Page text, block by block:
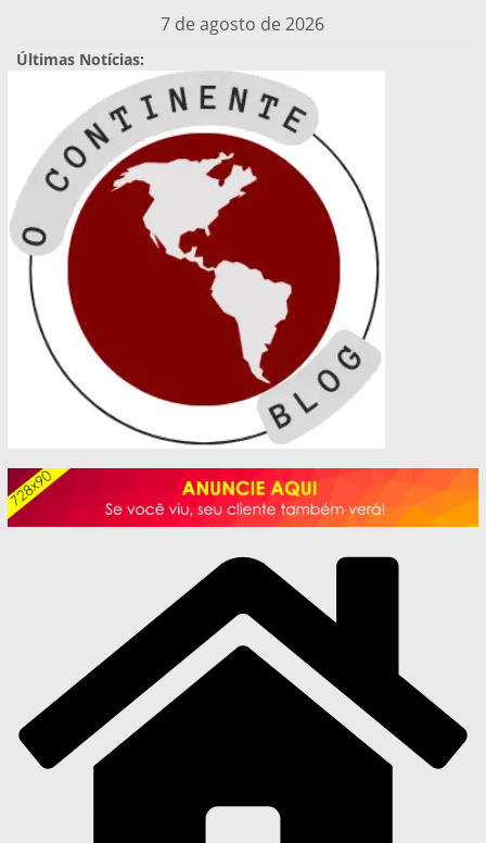
para
7 de agosto de 2026
Últimas Notícias: